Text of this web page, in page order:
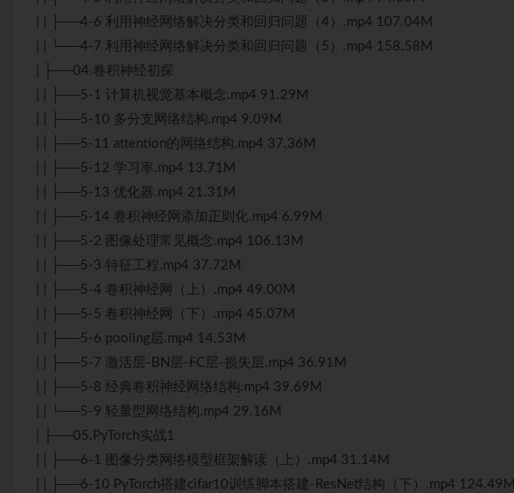
| | ├──4-6 利用神经网络解决分类和回归问题（4）.mp4 107.04M
| | └──4-7 利用神经网络解决分类和回归问题（5）.mp4 158.58M
| ├──04.卷积神经初探
| | ├──5-1 计算机视觉基本概念.mp4 91.29M
| | ├──5-10 多分支网络结构.mp4 9.09M
| | ├──5-11 attention的网络结构.mp4 37.36M
| | ├──5-12 学习率.mp4 13.71M
| | ├──5-13 优化器.mp4 21.31M
| | ├──5-14 卷积神经网添加正则化.mp4 6.99M
| | ├──5-2 图像处理常见概念.mp4 106.13M
| | ├──5-3 特征工程.mp4 37.72M
| | ├──5-4 卷积神经网（上）.mp4 49.00M
| | ├──5-5 卷积神经网（下）.mp4 45.07M
| | ├──5-6 pooling层.mp4 14.53M
| | ├──5-7 激活层-BN层-FC层-损失层.mp4 36.91M
| | ├──5-8 经典卷积神经网络结构.mp4 39.69M
| | └──5-9 轻量型网络结构.mp4 29.16M
| ├──05.PyTorch实战1
| | ├──6-1 图像分类网络模型框架解读（上）.mp4 31.14M
| | ├──6-10 PyTorch搭建cifar10训练脚本搭建-ResNet结构（下）.mp4 124.49M